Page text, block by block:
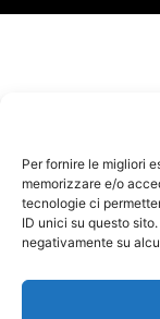
Per fornire le migliori
memorizzare e/o
tecnologie ci
ID unici su questo
negativamente su